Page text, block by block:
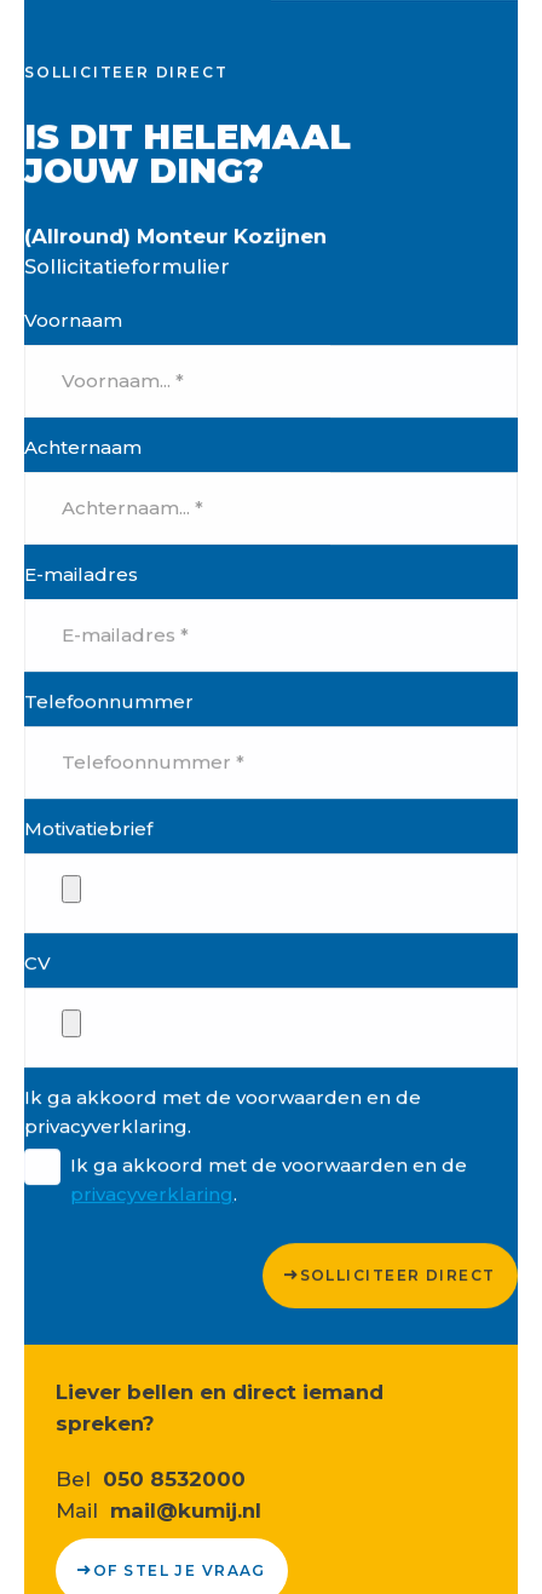
SOLLICITEER DIRECT
IS DIT HELEMAAL
JOUW DING?
(Allround) Monteur Kozijnen
Sollicitatieformulier
Voornaam
Achternaam
E-mailadres
Telefoonnummer
Motivatiebrief
CV
Ik ga akkoord met de voorwaarden en de
privacyverklaring.
Ik ga akkoord met de voorwaarden en de
privacyverklaring.
SOLLICITEER DIRECT
Liever bellen en direct iemand
spreken?
Bel 050 8532000
Mail mail@kumij.nl
OF STEL JE VRAAG